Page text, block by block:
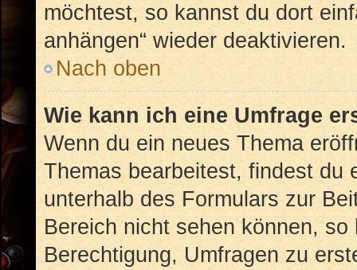
möchtest, so kannst du dort
anhängen“ wieder deaktivieren.
Nach oben
Wie kann ich eine Umfrage
Wenn du ein neues Thema
Themas bearbeitest, findest du
unterhalb des Formulars zur
Bereich nicht sehen können,
Berechtigung, Umfragen zu